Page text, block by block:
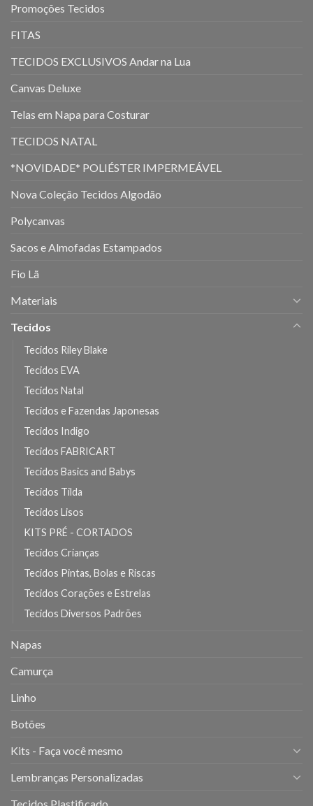
Promoções Tecidos
FITAS
TECIDOS EXCLUSIVOS Andar na Lua
Canvas Deluxe
Telas em Napa para Costurar
TECIDOS NATAL
*NOVIDADE* POLIÉSTER IMPERMEÁVEL
Nova Coleção Tecidos Algodão
Polycanvas
Sacos e Almofadas Estampados
Fio Lã
Materiais
Tecidos
Tecidos Riley Blake
Tecidos EVA
Tecidos Natal
Tecidos e Fazendas Japonesas
Tecidos Indigo
Tecidos FABRICART
Tecidos Basics and Babys
Tecidos Tilda
Tecidos Lisos
KITS PRÉ - CORTADOS
Tecidos Crianças
Tecidos Pintas, Bolas e Riscas
Tecidos Corações e Estrelas
Tecidos Diversos Padrões
Napas
Camurça
Linho
Botões
Kits - Faça você mesmo
Lembranças Personalizadas
Tecidos Plastificado